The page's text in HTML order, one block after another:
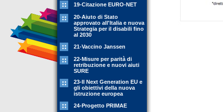
19-Citazione EURO-NET
20-Aiuto di Stato
approvato all'Italia e nuova
Strategia per il disabili fino
al 2030
21-Vaccino Janssen
22-Misure per parità di
retribuzione e nuovi aiuti
SURE
23-Il Next Generation EU e
gli obiettivi della nuova
istruzione europea
24-Progetto PRIMAE